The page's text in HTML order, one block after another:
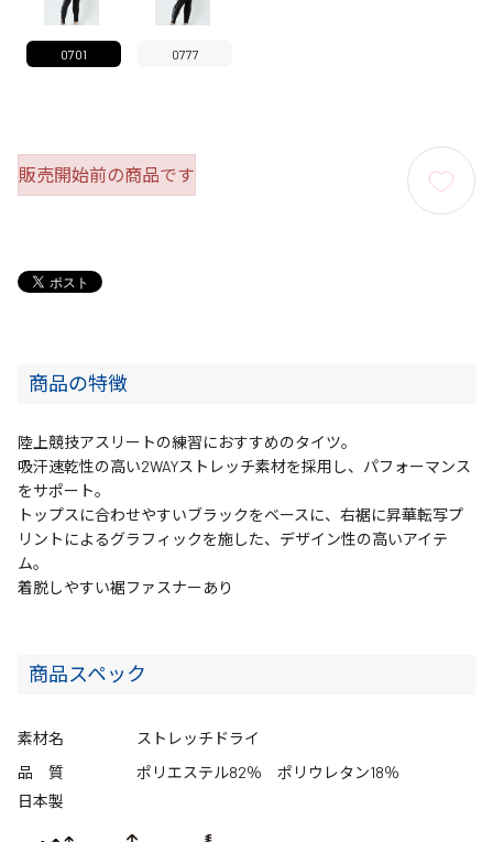
0701 0777
販売開始前の商品です
商品の特徴
陸上競技アスリートの練習におすすめのタイツ。
吸汗速乾性の高い2WAYストレッチ素材を採用し、パフォーマンス
をサポート。
トップスに合わせやすいブラックをベースに、右裾に昇華転写プ
リントによるグラフィックを施した、デザイン性の高いアイテ
ム。
着脱しやすい裾ファスナーあり
商品スペック
素材名
ストレッチドライ
品 質
ポリエステル82％ ポリウレタン18％
日本製